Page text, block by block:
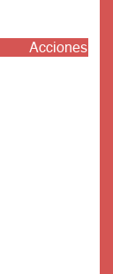
Acciones